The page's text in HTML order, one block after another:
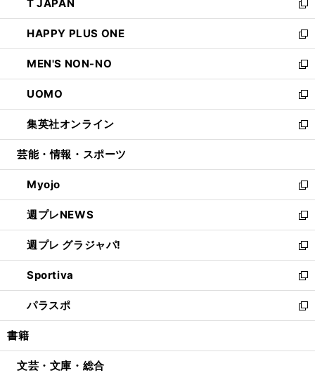
く
で
開
く
ド
ウ
で
開
く
ィ
ン
ド
ウ
で
開
く
い
ウ
ィ
ン
ド
ウ
で
開
く
T JAPAN
新
し
い
ウ
ィ
ン
ド
ウ
で
開
HAPPY PLUS ONE
新
し
い
ウ
ィ
ン
ド
ウ
開
く
MEN'S NON-NO
新
し
い
ウ
ィ
ン
ウ
で
開
く
UOMO
新
し
い
ウ
ン
ド
ウ
で
開
く
集英社オンライン
新
し
ウ
ィ
ン
ド
ウ
で
開
く
芸能・情報・スポーツ
Myojo
新
し
い
ウ
ィ
ン
ド
ウ
で
開
週プレNEWS
新
し
い
ウ
ィ
ン
ド
ウ
開
週プレ グラジャパ!
新
し
い
ウ
ィ
ン
ウ
Sportiva
新
し
い
ウ
ン
パラスポ
新
し
ウ
書籍
文芸・文庫・総合